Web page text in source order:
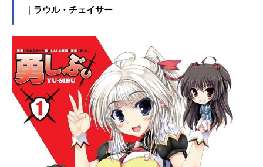
エレベーターに乗り込んだはず
は、魔法使いと人間が共存する異世
界だった。その中心となる大陸には
５つの国が存在し、その土地柄や人
柄は国によって様々。この世界で
は、空には大きな月が浮かび、人々
はそれを＜大いなる厄災＞と呼び、
畏怖している。年に一度、その強大
な力をふるって世界を襲う＜大いな
る厄災＞に対抗し、"賢者の魔法使
い"と呼ばれる選ばれし魔法使い達の
｜ラウル・チェイサー